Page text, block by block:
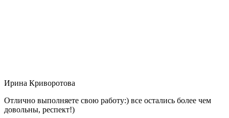
Ирина Криворотова
Отлично выполняете свою работу:) все остались более чем
довольны, респект!)